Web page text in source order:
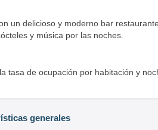
un delicioso y moderno bar
y música por las noches.
tasa de ocupación por habitación y
generales